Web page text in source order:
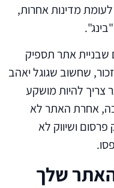
מדינות אחרות,
שבניית אתר תספיק
שחשוב שגוגל יאהב
להיות מושקע
אחרת האתר לא
פרסום ושיווק לא
שלך